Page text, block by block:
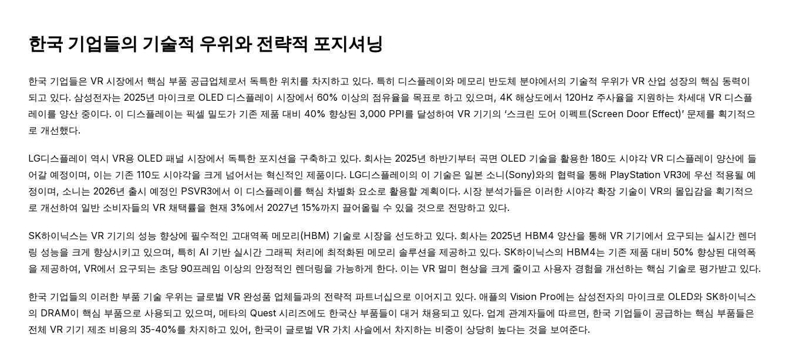
한국 기업들의 기술적 우위와 전략적 포지셔닝
한국 기업들은 VR 시장에서 핵심 부품 공급업체로서 독특한 위치를 차지하고 있다. 특히 디스플레이와 메모리 반도체 분야에서의 기술적 우위가 VR 산업 성장의 핵심 동력이
되고 있다. 삼성전자는 2025년 마이크로 OLED 디스플레이 시장에서 60% 이상의 점유율을 목표로 하고 있으며, 4K 해상도에서 120Hz 주사율을 지원하는 차세대 VR 디스플
레이를 양산 중이다. 이 디스플레이는 픽셀 밀도가 기존 제품 대비 40% 향상된 3,000 PPI를 달성하여 VR 기기의 ‘스크린 도어 이펙트(Screen Door Effect)’ 문제를 획기적으
로 개선했다.
LG디스플레이 역시 VR용 OLED 패널 시장에서 독특한 포지션을 구축하고 있다. 회사는 2025년 하반기부터 곡면 OLED 기술을 활용한 180도 시야각 VR 디스플레이 양산에 들
어갈 예정이며, 이는 기존 110도 시야각을 크게 넘어서는 혁신적인 제품이다. LG디스플레이의 이 기술은 일본 소니(Sony)와의 협력을 통해 PlayStation VR3에 우선 적용될 예
정이며, 소니는 2026년 출시 예정인 PSVR3에서 이 디스플레이를 핵심 차별화 요소로 활용할 계획이다. 시장 분석가들은 이러한 시야각 확장 기술이 VR의 몰입감을 획기적으
로 개선하여 일반 소비자들의 VR 채택률을 현재 3%에서 2027년 15%까지 끌어올릴 수 있을 것으로 전망하고 있다.
SK하이닉스는 VR 기기의 성능 향상에 필수적인 고대역폭 메모리(HBM) 기술로 시장을 선도하고 있다. 회사는 2025년 HBM4 양산을 통해 VR 기기에서 요구되는 실시간 렌더
링 성능을 크게 향상시키고 있으며, 특히 AI 기반 실시간 그래픽 처리에 최적화된 메모리 솔루션을 제공하고 있다. SK하이닉스의 HBM4는 기존 제품 대비 50% 향상된 대역폭
을 제공하여, VR에서 요구되는 초당 90프레임 이상의 안정적인 렌더링을 가능하게 한다. 이는 VR 멀미 현상을 크게 줄이고 사용자 경험을 개선하는 핵심 기술로 평가받고 있다.
한국 기업들의 이러한 부품 기술 우위는 글로벌 VR 완성품 업체들과의 전략적 파트너십으로 이어지고 있다. 애플의 Vision Pro에는 삼성전자의 마이크로 OLED와 SK하이닉스
의 DRAM이 핵심 부품으로 사용되고 있으며, 메타의 Quest 시리즈에도 한국산 부품들이 대거 채용되고 있다. 업계 관계자들에 따르면, 한국 기업들이 공급하는 핵심 부품들은
전체 VR 기기 제조 비용의 35-40%를 차지하고 있어, 한국이 글로벌 VR 가치 사슬에서 차지하는 비중이 상당히 높다는 것을 보여준다.